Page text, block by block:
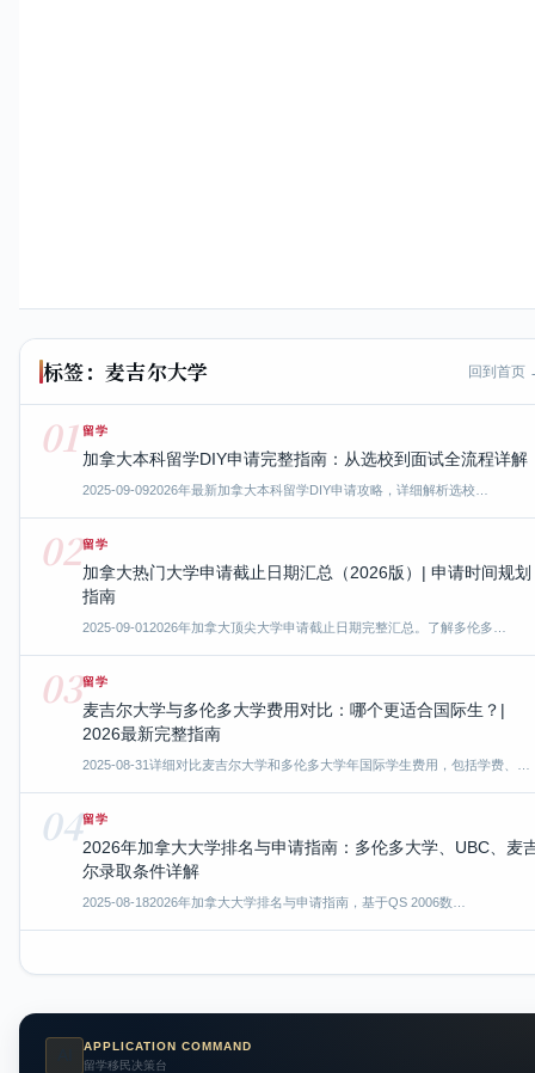
标签：麦吉尔大学 回到首页
01 留学
加拿大本科留学DIY申请完整指南：从选校到面试全流程详解
2025-09-092026年最新加拿大本科留学DIY申请攻略，详细解析选校…
02留学
加拿大热门大学申请截止日期汇总（2026版）| 申请时间规划
指南
2025-09-012026年加拿大顶尖大学申请截止日期完整汇总。了解多伦多…
03留学
麦吉尔大学与多伦多大学费用对比：哪个更适合国际生？|
2026最新完整指南
2025-08-31详细对比麦吉尔大学和多伦多大学年国际学生费用，包括学费、…
04留学
2026年加拿大大学排名与申请指南：多伦多大学、UBC、麦
尔录取条件详解
2025-08-182026年加拿大大学排名与申请指南，基于QS 2006数…
APPLICATION COMMAND
留学移民决策台